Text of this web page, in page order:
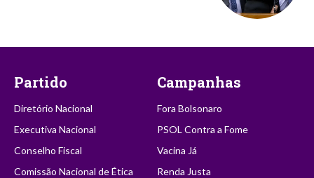
Partido
Diretório Nacional
Executiva Nacional
Conselho Fiscal
Comissão Nacional de Ética
Campanhas
Fora Bolsonaro
PSOL Contra a Fome
Vacina Já
Renda Justa